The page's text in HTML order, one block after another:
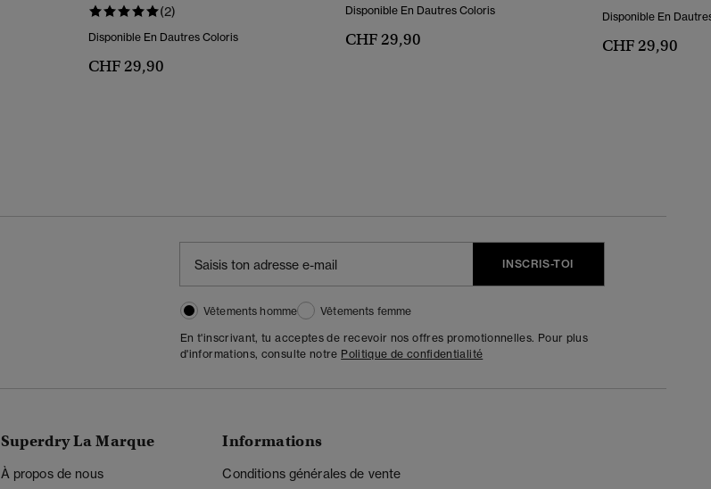
(2)
Disponible En Dautres Coloris
CHF 29,90
Disponible En Dautres Coloris
CHF 29,90
Disponible En
CHF 29,90
INSCRIS-TOI
Vêtements homme
Vêtements femme
En t'inscrivant, tu acceptes de recevoir nos offres promotionnelles. Pour plus
d'informations, consulte notre Politique de confidentialité
Superdry La Marque
À propos de nous
Informations
Conditions générales de vente